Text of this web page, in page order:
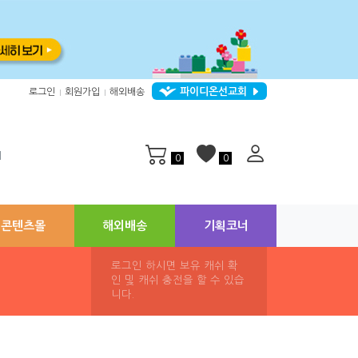
로그인 회원가입 해외배송 파이디온선교회
0 0
콘텐츠몰 해외배송 기획코너
로그인 하시면 보유 캐쉬 확
인 및 캐쉬 충전을 할 수 있습
니다.